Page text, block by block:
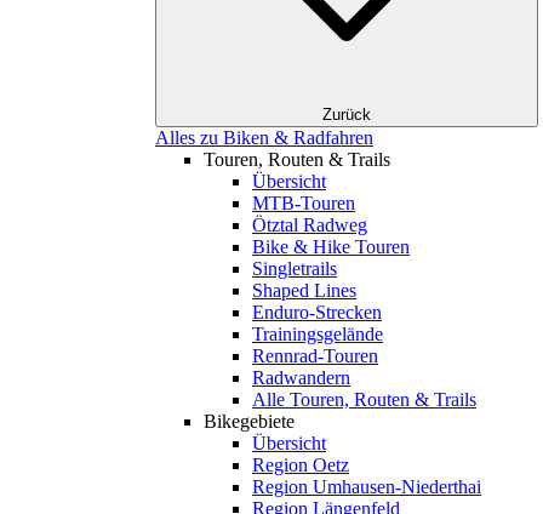
Zurück
Alles zu Biken & Radfahren
Touren, Routen & Trails
Übersicht
MTB-Touren
Ötztal Radweg
Bike & Hike Touren
Singletrails
Shaped Lines
Enduro-Strecken
Trainingsgelände
Rennrad-Touren
Radwandern
Alle Touren, Routen & Trails
Bikegebiete
Übersicht
Region Oetz
Region Umhausen-Niederthai
Region Längenfeld